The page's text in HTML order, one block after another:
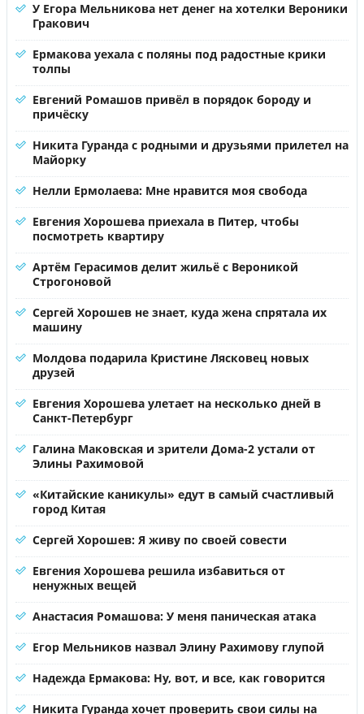
У Егора Мельникова нет денег на хотелки Вероники
Гракович
Ермакова уехала с поляны под радостные крики
толпы
Евгений Ромашов привёл в порядок бороду и
причёску
Никита Гуранда с родными и друзьями прилетел на
Майорку
Нелли Ермолаева: Мне нравится моя свобода
Евгения Хорошева приехала в Питер, чтобы
посмотреть квартиру
Артём Герасимов делит жильё с Вероникой
Строгоновой
Сергей Хорошев не знает, куда жена спрятала их
машину
Молдова подарила Кристине Лясковец новых
друзей
Евгения Хорошева улетает на несколько дней в
Санкт-Петербург
Галина Маковская и зрители Дома-2 устали от
Элины Рахимовой
«Китайские каникулы» едут в самый счастливый
город Китая
Сергей Хорошев: Я живу по своей совести
Евгения Хорошева решила избавиться от
ненужных вещей
Анастасия Ромашова: У меня паническая атака
Егор Мельников назвал Элину Рахимову глупой
Надежда Ермакова: Ну, вот, и все, как говорится
Никита Гуранда хочет проверить свои силы на